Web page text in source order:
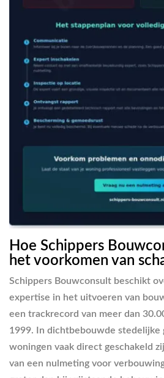
Hoe Schippers
het voorkomen van
Schippers Bouwconsult beschikt
expertise in het uitvoeren van
een trackrecord van meer dan
1999. In dichtbebouwde stedelijke
woningen vaak direct geschakeld
van een nulmeting voor